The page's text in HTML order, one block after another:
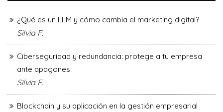
¿Qué es un LLM y cómo cambia el marketing digital?
Silvia F.
Ciberseguridad y redundancia: protege a tu empresa
ante apagones
Silvia F.
Blockchain y su aplicación en la gestión empresarial